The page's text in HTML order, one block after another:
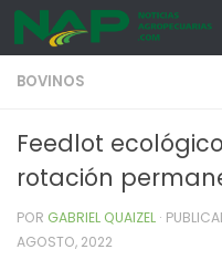
Skip to content
BOVINOS
Feedlot
rotación
POR GABRIEL QUAIZEL ·
AGOSTO, 2022